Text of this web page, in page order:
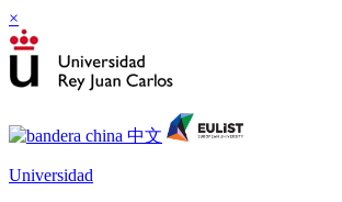
×
Universidad